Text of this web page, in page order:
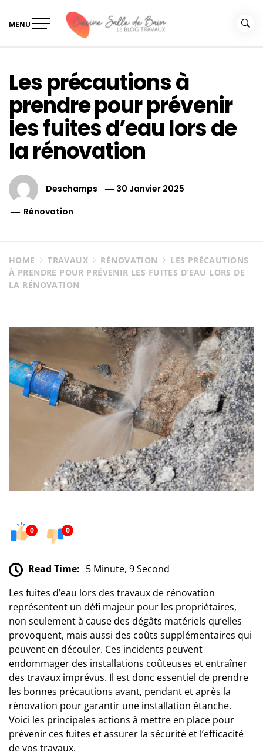
MENU
Les précautions à
prendre pour prévenir
les fuites d’eau lors de
la rénovation
Deschamps
30 Janvier 2025
Rénovation
HOME TRAVAUX RÉNOVATION
LES PRÉCAUTIONS
À PRENDRE POUR PRÉVENIR LES FUITES D’EAU LORS DE
LA RÉNOVATION
0 0
Read Time: 5 Minute, 9 Second
Les fuites d’eau lors des travaux de rénovation
représentent un défi majeur pour les propriétaires,
non seulement à cause des dégâts matériels qu’elles
provoquent, mais aussi des coûts supplémentaires qui
peuvent en découler. Ces incidents peuvent
endommager des installations coûteuses et entraîner
des travaux imprévus. Il est donc essentiel de prendre
les bonnes précautions avant, pendant et après la
rénovation pour garantir une installation étanche.
Voici les principales actions à mettre en place pour
prévenir ces fuites et assurer la sécurité et l’efficacité
de vos travaux.